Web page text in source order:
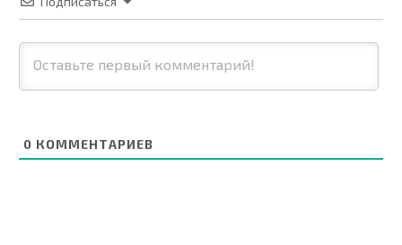
0 КОММЕНТАРИЕВ